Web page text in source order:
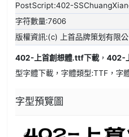
PostScript:402-
字符數量:7606
版權資訊:(c) 上首品牌策划有限
402-上首創想體.ttf下載，402-
型字體下載，字體類型:TTF ，字
字型預覽圖